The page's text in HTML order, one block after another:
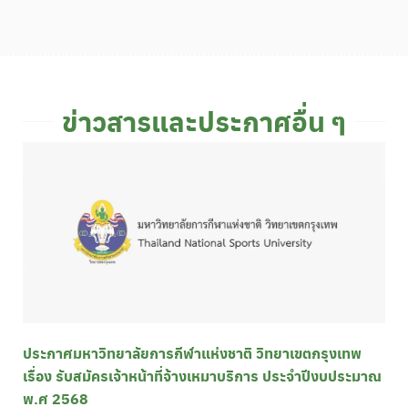
ข่าวสารและประกาศอื่น ๆ
ประกาศมหาวิทยาลัยการกีฬาแห่งชาติ วิทยาเขตกรุงเทพ
เรื่อง รับสมัครเจ้าหน้าที่จ้างเหมาบริการ ประจำปีงบประมาณ
พ.ศ 2568